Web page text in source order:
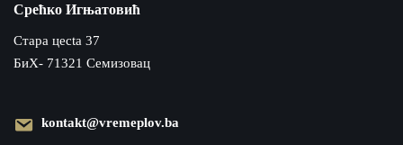
Срећко Игњатовић
Cтара цecta 37
БиХ- 71321 Семизовац
kontakt@vremeplov.ba